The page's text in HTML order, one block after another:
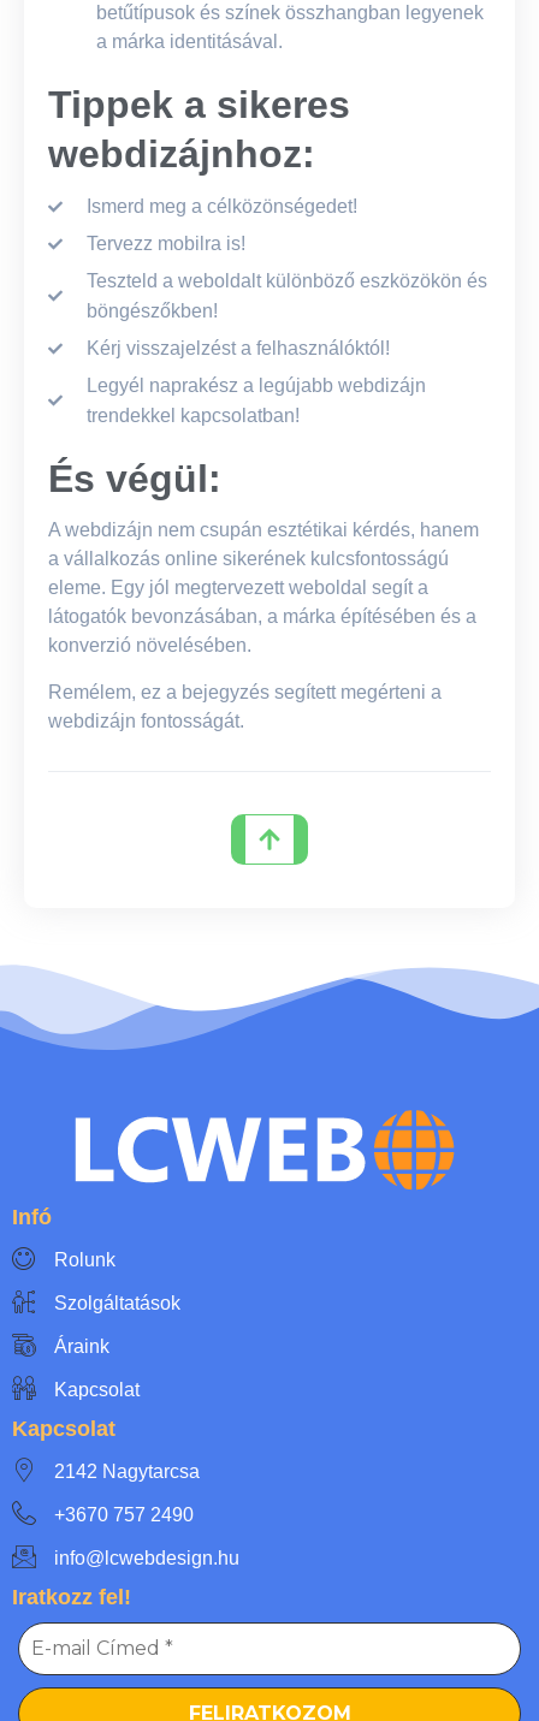
betűtípusok és színek összhangban legyenek
a márka identitásával.
Tippek a sikeres
webdizájnhoz:
Ismerd meg a célközönségedet!
Tervezz mobilra is!
Teszteld a weboldalt különböző eszközökön és
böngészőkben!
Kérj visszajelzést a felhasználóktól!
Legyél naprakész a legújabb webdizájn
trendekkel kapcsolatban!
És végül:
A webdizájn nem csupán esztétikai kérdés, hanem
a vállalkozás online sikerének kulcsfontosságú
eleme. Egy jól megtervezett weboldal segít a
látogatók bevonzásában, a márka építésében és a
konverzió növelésében.
Remélem, ez a bejegyzés segített megérteni a
webdizájn fontosságát.
Infó
Rolunk
Szolgáltatások
Áraink
Kapcsolat
Kapcsolat
2142 Nagytarcsa
+3670 757 2490
info@lcwebdesign.hu
Iratkozz fel!